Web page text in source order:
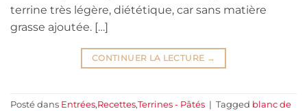
terrine très légère, diététique, car sans matière
grasse ajoutée. […]
CONTINUER LA LECTURE →
Posté dans Entrées,Recettes,Terrines - Pâtés | Tagged blanc de